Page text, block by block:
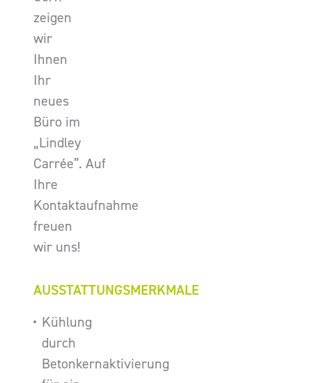
zeigen
wir
Ihnen
Ihr
neues
Büro im
„Lindley
Carrée”. Auf
Ihre
Kontaktaufnahme
freuen
wir uns!
AUSSTATTUNGSMERKMALE
Kühlung
durch
Betonkernaktivierung